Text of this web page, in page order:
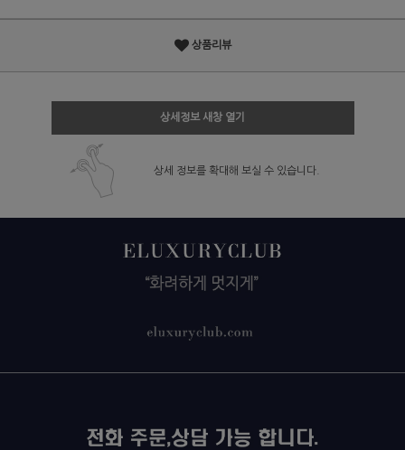
상품리뷰
상세정보 새창 열기
상세 정보를 확대해 보실 수 있습니다.